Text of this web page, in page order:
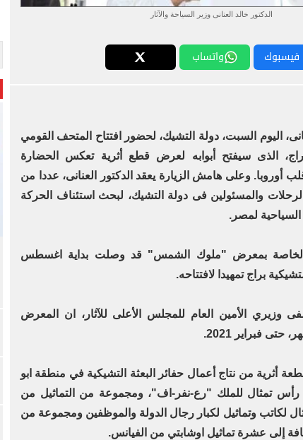
الدكتور خالد العنانى وزير السياحة والآثار
فيسبوك واتساب
اليوم السبت، دولة التشيك، لحضور افتتاح المتحف القومي
الذى سيفتح أبوابه لعرض قطع أثرية تعكس الحضارة
أوروبا. وعلى هامش الزيارة يعقد الدكتور العنانى، عددا من
والمسئولين فى دولة التشيك، لبحث استئناف الحركة
السياحية لمصر.
الخاصة بمعرض "ملوك الشمس" قد وصلت بداية اغسطس
براج تمهيدا لافتتاحه.
وزيري الأمين العام للمجلس الأعلى للآثار، ان المعرض
فبراير 2021.
المعرض 90 قطعة أثرية من نتاج أعمال حفائر البعثة التشيكية في منطقة ابو
رأس تمثال للملك "رع-نفر-اف"، ومجموعة من التماثيل من
لكاتب وتماثيل لكبار رجال الدولة والموظفين ومجموعة من
إلى عشرة تماثيل اوشابتي من الفيانس.